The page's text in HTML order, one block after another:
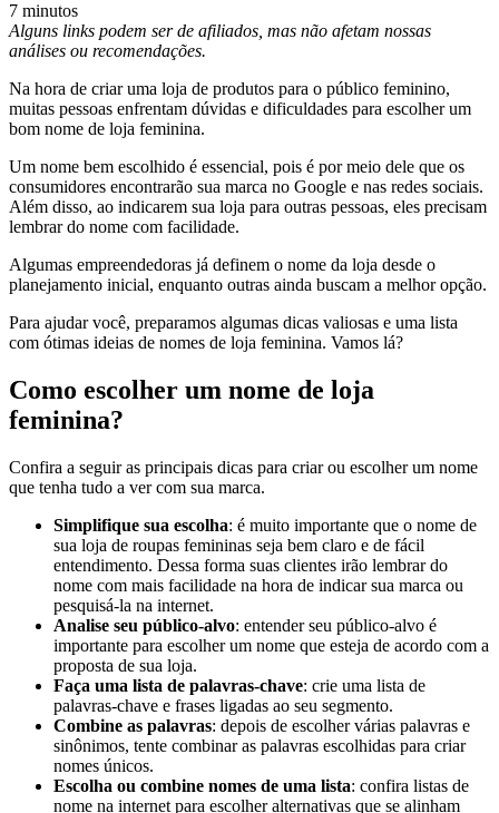
7 minutos
Alguns links podem ser de afiliados, mas não afetam nossas
análises ou recomendações.
Na hora de criar uma loja de produtos para o público feminino,
muitas pessoas enfrentam dúvidas e dificuldades para escolher um
bom nome de loja feminina.
Um nome bem escolhido é essencial, pois é por meio dele que os
consumidores encontrarão sua marca no Google e nas redes sociais.
Além disso, ao indicarem sua loja para outras pessoas, eles precisam
lembrar do nome com facilidade.
Algumas empreendedoras já definem o nome da loja desde o
planejamento inicial, enquanto outras ainda buscam a melhor opção.
Para ajudar você, preparamos algumas dicas valiosas e uma lista
com ótimas ideias de nomes de loja feminina. Vamos lá?
Como escolher um nome de loja
feminina?
Confira a seguir as principais dicas para criar ou escolher um nome
que tenha tudo a ver com sua marca.
Simplifique sua escolha: é muito importante que o nome de
sua loja de roupas femininas seja bem claro e de fácil
entendimento. Dessa forma suas clientes irão lembrar do
nome com mais facilidade na hora de indicar sua marca ou
pesquisá-la na internet.
Analise seu público-alvo: entender seu público-alvo é
importante para escolher um nome que esteja de acordo com a
proposta de sua loja.
Faça uma lista de palavras-chave: crie uma lista de
palavras-chave e frases ligadas ao seu segmento.
Combine as palavras: depois de escolher várias palavras e
sinônimos, tente combinar as palavras escolhidas para criar
nomes únicos.
Escolha ou combine nomes de uma lista: confira listas de
nome na internet para escolher alternativas que se alinham